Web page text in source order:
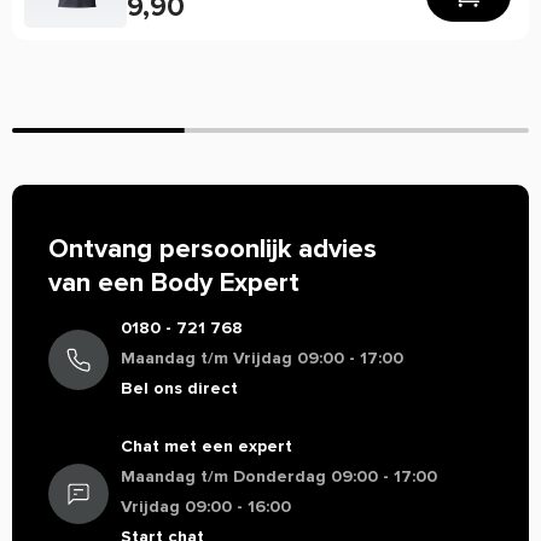
producten van o.a.Dedicated Nutrition
bij Body Supplies en
9,90
Ontvang persoonlijk advies
van een Body Expert
0180 - 721 768
Maandag t/m Vrijdag 09:00 - 17:00
Bel ons direct
Chat met een expert
Maandag t/m Donderdag 09:00 - 17:00
Vrijdag 09:00 - 16:00
Start chat